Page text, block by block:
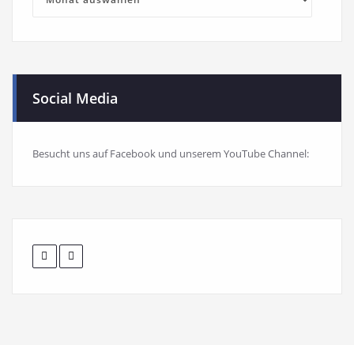
Social Media
Besucht uns auf Facebook und unserem YouTube Channel: